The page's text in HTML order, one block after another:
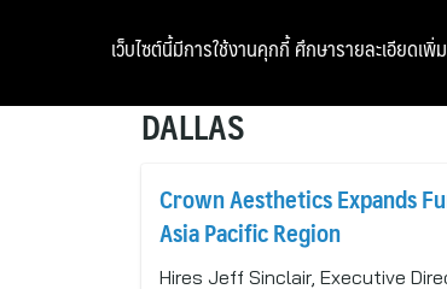
DALLAS
Crown Aesthetics Expands
Asia Pacific Region
Hires Jeff Sinclair, Executive
เว็บไซต์นี้มีการใช้งานคุกกี้ ศึกษารายละเอียดเพิ่